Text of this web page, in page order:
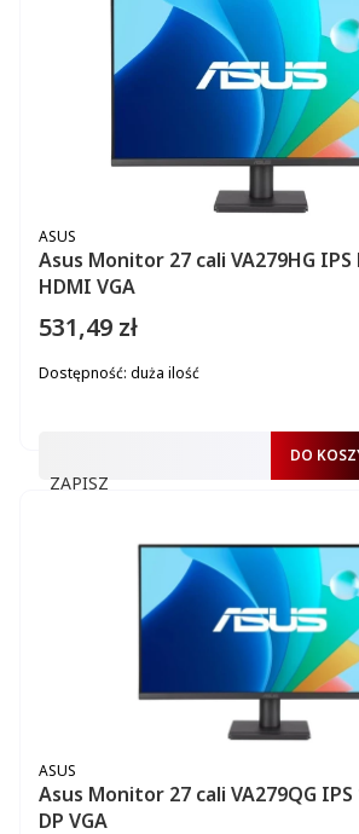
Asus Monitor 27 cali VA279HG IPS
HDMI VGA
PRODUCENT
ASUS
Cena
531,49 zł
Dostępność: duża ilość
ZAPISZ
DO
Asus Monitor 27 cali VA279QG
DP VGA
PRODUCENT
ASUS